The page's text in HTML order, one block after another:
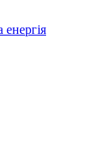
енергія